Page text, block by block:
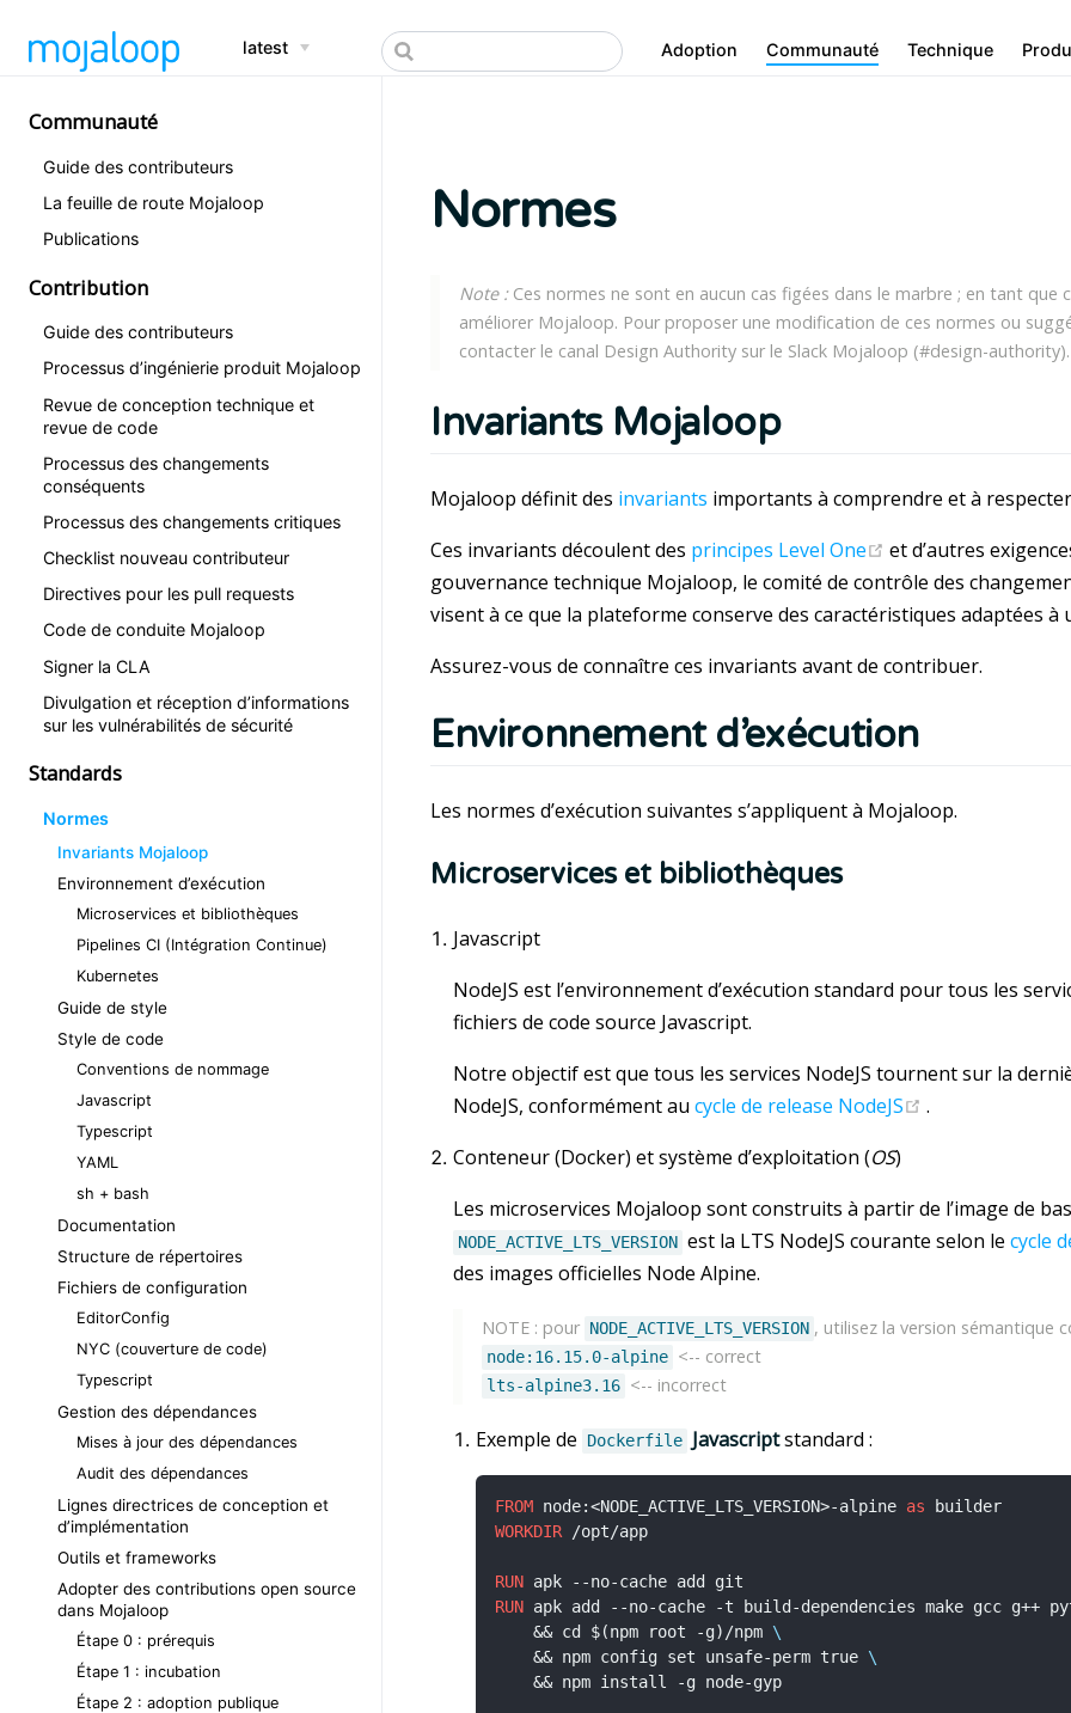
latest Adoption Communauté Technique
Communauté
Guide des contributeurs
La feuille de route Mojaloop
Publications
Contribution
Guide des contributeurs
Processus d’ingénierie produit Mojaloop
Revue de conception technique et
revue de code
Processus des changements
conséquents
Processus des changements critiques
Checklist nouveau contributeur
Directives pour les pull requests
Code de conduite Mojaloop
Signer la CLA
Divulgation et réception d’informations
sur les vulnérabilités de sécurité
Standards
Normes
Invariants Mojaloop
Environnement d’exécution
Microservices et bibliothèques
Pipelines CI (Intégration Continue)
Kubernetes
Guide de style
Style de code
Conventions de nommage
Javascript
Typescript
YAML
sh + bash
Documentation
Structure de répertoires
Fichiers de configuration
EditorConfig
NYC (couverture de code)
Typescript
Gestion des dépendances
Mises à jour des dépendances
Audit des dépendances
Lignes directrices de conception et
d’implémentation
Outils et frameworks
Adopter des contributions open source
dans Mojaloop
Étape 0 : prérequis
Étape 1 : incubation
Étape 2 : adoption publique
Normes
Note :Ces normes ne sont en aucun cas figées dans le marbre ; en tant
améliorer Mojaloop. Pour proposer une modification de ces normes ou
contacter le canal Design Authority sur le Slack Mojaloop (#design-authority).
Invariants Mojaloop
Mojaloop définit des invariants importants à comprendre et à
Ces invariants découlent des principes Level One (opens new window)
et d’autres
gouvernance technique Mojaloop, le comité de contrôle des
visent à ce que la plateforme conserve des caractéristiques adaptées
Assurez-vous de connaître ces invariants avant de contribuer.
Environnement d’exécution
Les normes d’exécution suivantes s’appliquent à Mojaloop.
Microservices et bibliothèques
Javascript
NodeJS est l’environnement d’exécution standard pour tous les
fichiers de code source Javascript.
Notre objectif est que tous les services NodeJS tournent sur la
NodeJS, conformément aucycle de release NodeJS (opens new
.
Conteneur (Docker) et système d’exploitation (OS)
Les microservices Mojaloop sont construits à partir de l’image de
NODE_ACTIVE_LTS_VERSION est la LTS NodeJS courante selon lecycle
des images officielles Node Alpine.
NOTE : pour NODE_ACTIVE_LTS_VERSION , utilisez la version sémantique
node:16.15.0-alpine <-- correct
lts-alpine3.16 <-- incorrect
Exemple de Dockerfile Javascriptstandard :
FROM node:<NODE_ACTIVE_LTS_VERSION>-alpine as builder
WORKDIR /opt/app
RUN apk --no-cache add git
RUN apk add --no-cache -t build-dependencies make gcc
    && cd $(npm root -g)/npm
\
    && npm config set unsafe-perm true
\
    && npm install -g node-gyp